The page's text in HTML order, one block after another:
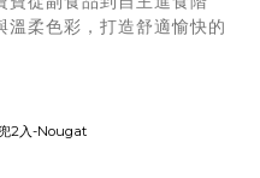
柔色彩，打造舒適愉快的